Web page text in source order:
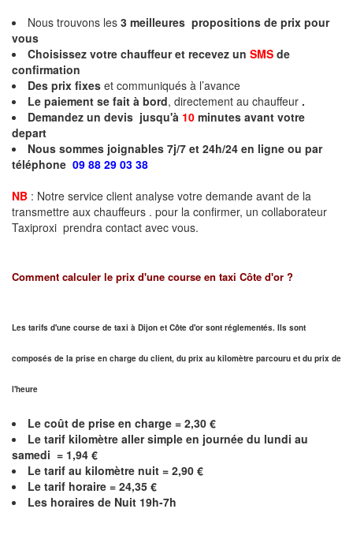
Nous trouvons les 3 meilleures propositions de prix pour
vous
Choisissez votre chauffeur et recevez un SMS de
confirmation
Des prix fixes et communiqués à l’avance
Le paiement se fait à bord, directement au chauffeur .
Demandez un devis jusqu'à 10 minutes avant votre
depart
Nous sommes joignables 7j/7 et 24h/24 en ligne ou par
téléphone 09 88 29 03 38
NB : Notre service client analyse votre demande avant de la
transmettre aux chauffeurs . pour la confirmer, un collaborateur
Taxiproxi prendra contact avec vous.
Comment calculer le prix d'une course en taxi Côte d'or ?
Les tarifs d'une course de taxi à Dijon et Côte d'or sont réglementés. Ils sont
composés de la prise en charge du client, du prix au kilomètre parcouru et du prix de
l'heure
Le coût de prise en charge = 2,30 €
Le tarif kilomètre aller simple en journée du lundi au
samedi = 1,94 €
Le tarif au kilomètre nuit = 2,90 €
Le tarif horaire = 24,35 €
Les horaires de Nuit 19h-7h